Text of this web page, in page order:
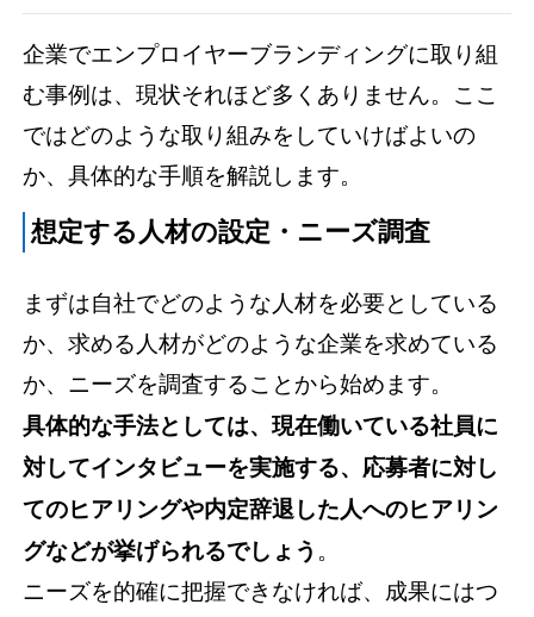
企業でエンプロイヤーブランディングに取り組
む事例は、現状それほど多くありません。ここ
ではどのような取り組みをしていけばよいの
か、具体的な手順を解説します。
想定する人材の設定・ニーズ調査
まずは自社でどのような人材を必要としている
か、求める人材がどのような企業を求めている
か、ニーズを調査することから始めます。
具体的な手法としては、現在働いている社員に
対してインタビューを実施する、応募者に対し
てのヒアリングや内定辞退した人へのヒアリン
グなどが挙げられるでしょう 。
ニーズを的確に把握できなければ、成果にはつ